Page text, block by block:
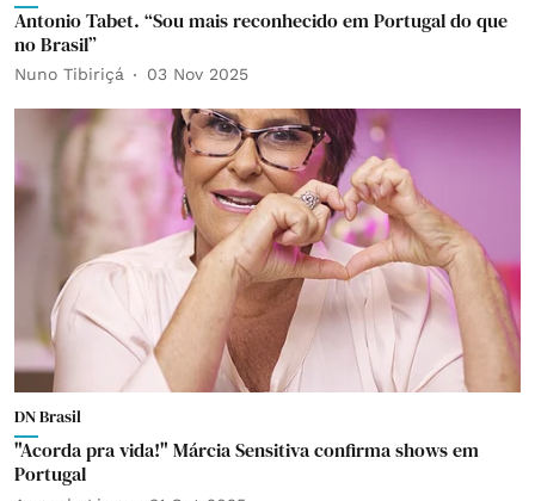
Antonio Tabet. “Sou mais reconhecido em Portugal do que
no Brasil”
Nuno Tibiriçá 03 Nov 2025
DN Brasil
"Acorda pra vida!" Márcia Sensitiva confirma shows em
Portugal